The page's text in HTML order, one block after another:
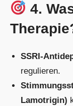
4.
SSRI-
regulieren.
Lamotrigin)